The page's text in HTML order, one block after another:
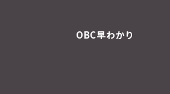
OBC早わかり